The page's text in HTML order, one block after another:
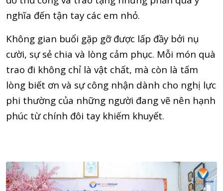
nghĩa đến tận tay các em nhỏ.
Không gian buổi gặp gỡ được lấp đầy bởi nụ
cười, sự sẻ chia và lòng cảm phục. Mỗi món quà
trao đi không chỉ là vật chất, mà còn là tấm
lòng biết ơn và sự công nhận dành cho nghị lực
phi thường của những người đang vẽ nên hạnh
phúc từ chính đôi tay khiếm khuyết.